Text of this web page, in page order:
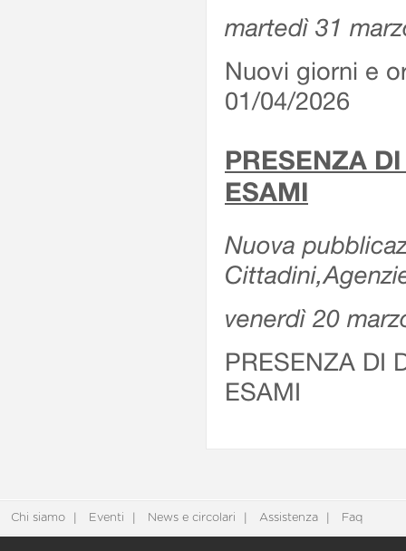
martedì 31
Nuovi giorni e
01/04/2026
PRESENZA
ESAMI
Nuova
venerdì 20
PRESENZA DI
ESAMI
Chi siamo Eventi News e circolari Assistenza Faq